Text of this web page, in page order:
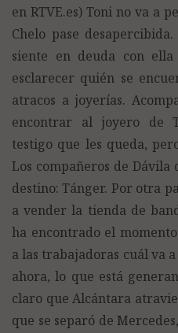
en RTVE.es) Toni no va a
Chelo pase
siente en deuda con
esclarecer quién se
atracos a joyerías.
encontrar al joyero de
testigo que les queda,
Los compañeros de
destino: Tánger. Por otra
a vender la tienda de
ha encontrado el
a las trabajadoras cuál va
ahora, lo que está
claro que Alcántara
que se separó de